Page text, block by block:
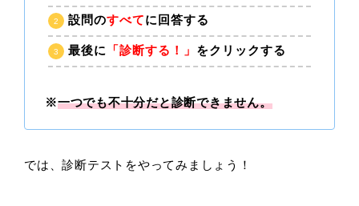
設問のすべてに回答する
最後に 「診断する！」 をクリックする
※一つでも不十分だと診断できません。
では、診断テストをやってみましょう！